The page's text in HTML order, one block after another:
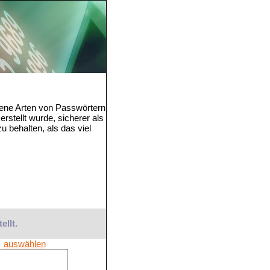
Arten von Passwörtern
wurde, sicherer als
behalten, als das viel
auswählen